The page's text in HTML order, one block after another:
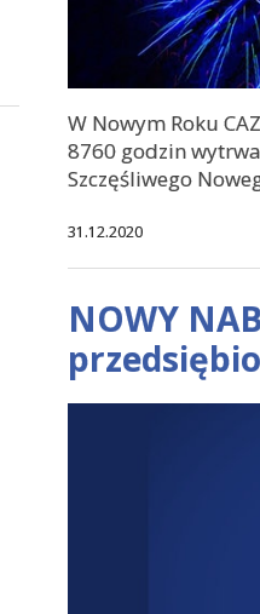
W Nowym Roku
8760 godzin
Szczęśliwego
31.12.2020
NOWY